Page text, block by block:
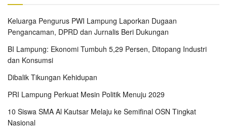
Keluarga Pengurus PWI Lampung Laporkan Dugaan
Pengancaman, DPRD dan Jurnalis Beri Dukungan
BI Lampung: Ekonomi Tumbuh 5,29 Persen, Ditopang Industri
dan Konsumsi
Dibalik Tikungan Kehidupan
PRI Lampung Perkuat Mesin Politik Menuju 2029
10 Siswa SMA Al Kautsar Melaju ke Semifinal OSN Tingkat
Nasional